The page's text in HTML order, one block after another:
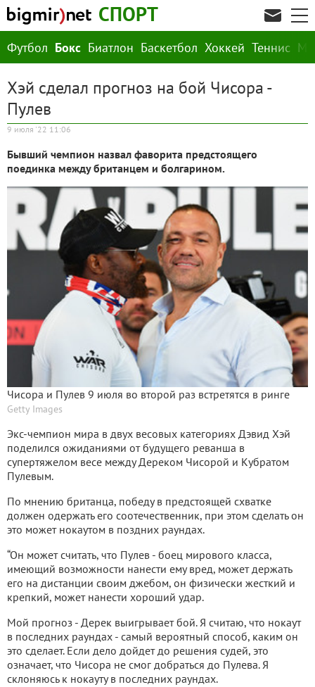
СПОРТ
Футбол Бокс Биатлон Баскетбол Хоккей Теннис
Хэй сделал прогноз на бой Чисора -
Пулев
9 июля '22 11:06
Бывший чемпион назвал фаворита предстоящего
поединка между британцем и болгарином.
Чисора и Пулев 9 июля во второй раз встретятся в ринге
Getty Images
Экс-чемпион мира в двух весовых категориях Дэвид Хэй
поделился ожиданиями от будущего реванша в
супертяжелом весе между Дереком Чисорой и Кубратом
Пулевым.
По мнению британца, победу в предстоящей схватке
должен одержать его соотечественник, при этом сделать он
это может нокаутом в поздних раундах.
“Он может считать, что Пулев - боец мирового класса,
имеющий возможности нанести ему вред, может держать
его на дистанции своим джебом, он физически жесткий и
крепкий, может нанести хороший удар.
Мой прогноз - Дерек выигрывает бой. Я считаю, что нокаут
в последних раундах - самый вероятный способ, каким он
это сделает. Если дело дойдет до решения судей, это
означает, что Чисора не смог добраться до Пулева. Я
склоняюсь к нокауту в последних раундах.